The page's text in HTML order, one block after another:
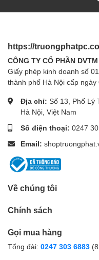
https://
CÔNG TY CỔ PHẦN
Giấy phép kinh doanh số
thành phố Hà Nội cấp ngày
Địa chỉ: Số 13, Phố Lý
Hà Nội, Việt Nam
Số điện thoại: 0247
Email:
Về chúng tôi
Chính sách
Gọi mua hàng
Tổng đài: 0247 303 6883